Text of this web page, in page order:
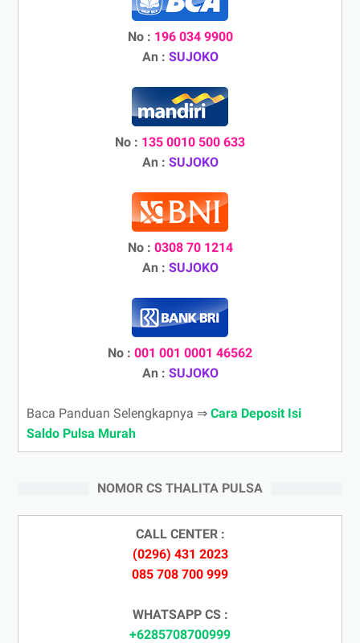
No : 196 034 9900
An : SUJOKO
No : 135 0010 500 633
An : SUJOKO
No : 0308 70 1214
An : SUJOKO
No : 001 001 0001 46562
An : SUJOKO
Baca Panduan Selengkapnya ⇒ Cara Deposit Isi
Saldo Pulsa Murah
NOMOR CS THALITA PULSA
CALL CENTER :
(0296) 431 2023
085 708 700 999
WHATSAPP CS :
+6285708700999